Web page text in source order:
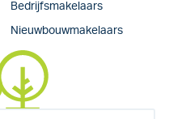
Bedrijfsmakelaars
Nieuwbouwmakelaars